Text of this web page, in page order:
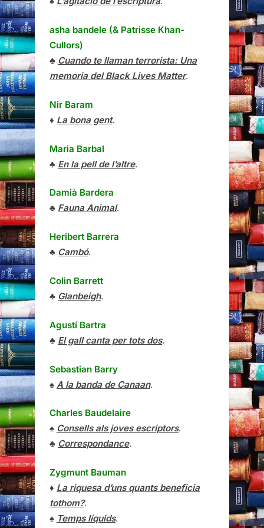
asha bandele (& Patrisse Khan-
Cullors)
♣ Cuando te llaman terrorista: Una
memoria del Black Lives Matter.
Nir Baram
♦ La bona gent.
Maria Barbal
♣ En la pell de l’altre.
Damià Bardera
♣ Fauna Animal.
Heribert Barrera
♣ Cambó.
Colin Barrett
♣ Glanbeigh.
Agustí Bartra
♣ El gall canta per tots dos.
Sebastian Barry
♠ A la banda de Canaan.
Charles Baudelaire
♠ Consells als joves escriptors.
♣ Correspondance.
Zygmunt Bauman
♦ La riquesa d’uns quants beneficia
tothom?.
♠ Temps líquids.